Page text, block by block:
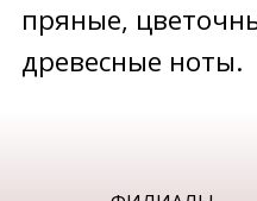
пряные,
древесные ноты.